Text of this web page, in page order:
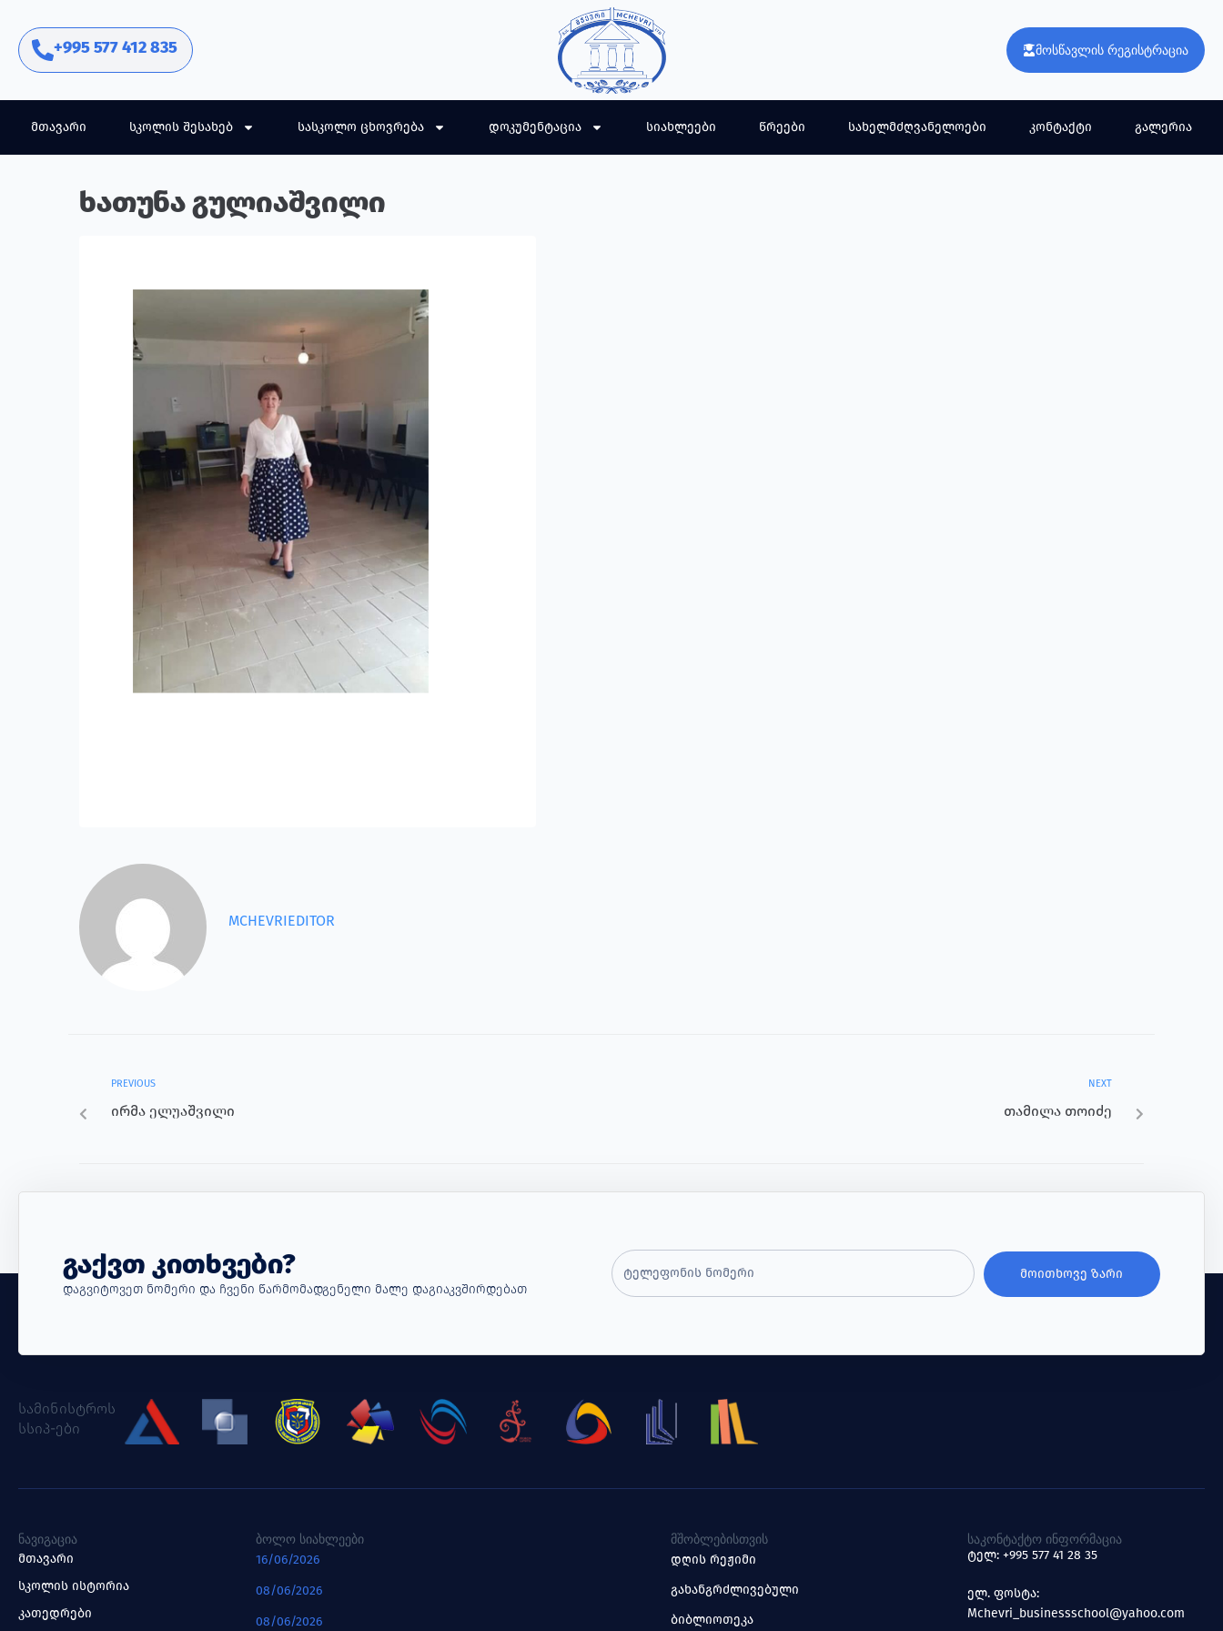
+995 577 412 835 მოსწავლის რეგისტრაცია
მთავარი სკოლის შესახებ სასკოლო ცხოვრება დოკუმენტაცია სიახლეები წრეები სახელმძღვანელოები კონტაქტი გალერია
ხათუნა გულიაშვილი
MCHEVRIEDITOR
PREVIOUS
ირმა ელუაშვილი
NEXT
თამილა თოიძე
Გაქვთ Კითხვები?
Დაგვიტოვეთ Ნომერი Და Ჩვენი Წარმომადგენელი Მალე Დაგიაკვშირდებათ
ᲛᲝᲘᲗᲮᲝᲕᲔ ᲖᲐᲠᲘ
სამინისტროს
სსიპ-ები
ᲜᲐᲕᲘᲒᲐᲪᲘᲐ
მთავარი
სკოლის ისტორია
კათედრები
ᲑᲝᲚᲝ ᲡᲘᲐᲮᲚᲔᲔᲑᲘ
16/06/2026
08/06/2026
08/06/2026
ᲛᲨᲝᲑᲚᲔᲑᲘᲡᲗᲕᲘᲡ
დღის რეჟიმი
გახანგრძლივებული
ბიბლიოთეკა
ᲡᲐᲙᲝᲜᲢᲐᲥᲢᲝ ᲘᲜᲤᲝᲠᲛᲐᲪᲘᲐ
ტელ: +995 577 41 28 35
ელ. ფოსტა:
Mchevri_businessschool@yahoo.com